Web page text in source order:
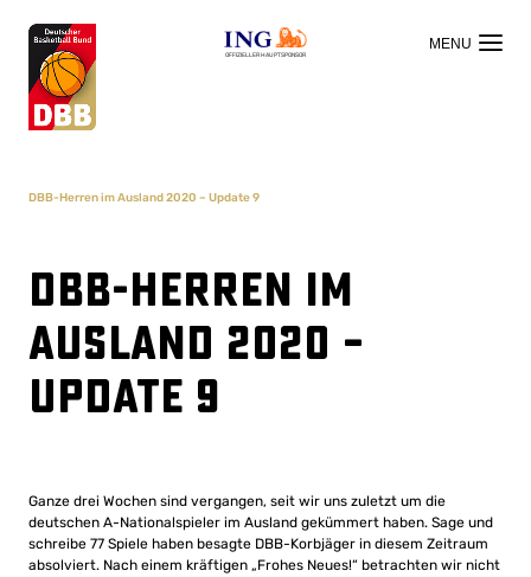
OFFIZIELLER HAUPTSPONSOR
DBB-Herren im Ausland 2020 – Update 9
DBB-Herren im
Ausland 2020 –
Update 9
Ganze drei Wochen sind vergangen, seit wir uns zuletzt um die
deutschen A-Nationalspieler im Ausland gekümmert haben. Sage und
schreibe 77 Spiele haben besagte DBB-Korbjäger in diesem Zeitraum
absolviert. Nach einem kräftigen „Frohes Neues!“ betrachten wir nicht